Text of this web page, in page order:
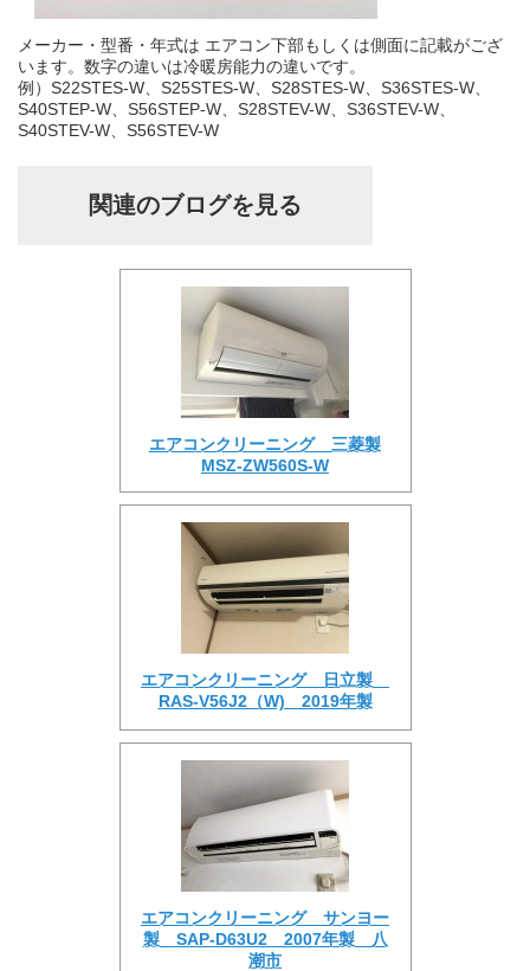
メーカー・型番・年式は エアコン下部もしくは側面に記載がござ
います。数字の違いは冷暖房能力の違いです。
例）S22STES-W、S25STES-W、S28STES-W、S36STES-W、
S40STEP-W、S56STEP-W、S28STEV-W、S36STEV-W、
S40STEV-W、S56STEV-W
関連のブログを見る
エアコンクリーニング 三菱製
MSZ-ZW560S-W
エアコンクリーニング 日立製
RAS-V56J2（W) 2019年製
エアコンクリーニング サンヨー
製 SAP-D63U2 2007年製 八
潮市